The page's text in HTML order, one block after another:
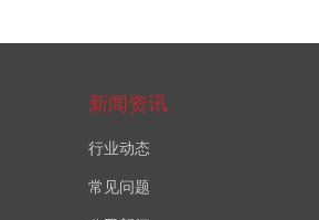
新闻资讯
行业动态
常见问题